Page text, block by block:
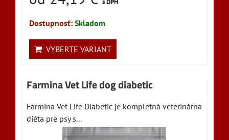
s DPH
Dostupnosť: Skladom
VYBERTE VARIANT
Farmina Vet Life dog diabetic
Farmina Vet Life Diabetic je kompletná veterinárna
diéta pre psy s...